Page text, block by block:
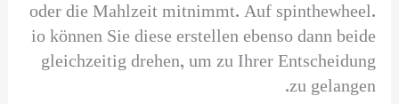
oder die Mahlzeit mitnimmt. Auf spinthewheel.
io können Sie diese erstellen ebenso dann beide
gleichzeitig drehen, um zu Ihrer Entscheidung
zu gelangen.